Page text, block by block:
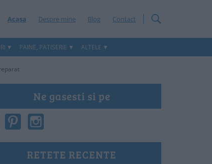
Acasa Despre mine Blog Contact
PAINE, PATISERIE ALTELE
Ne gasesti si pe
RETETE RECENTE